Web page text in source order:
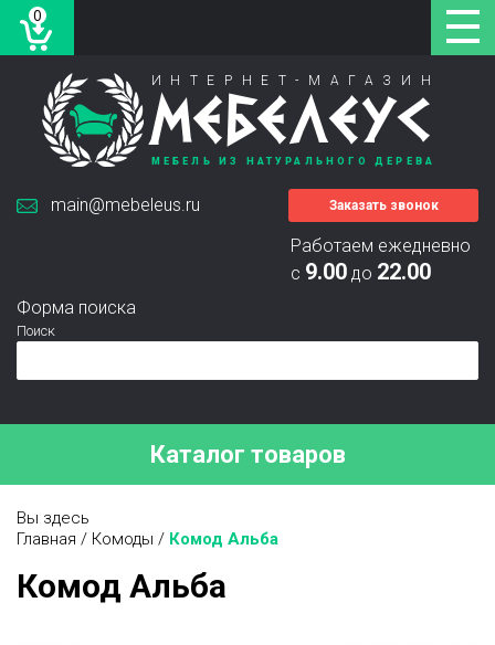
0
ИНТЕРНЕТ-МАГАЗИН
МЕБЕЛЕУС
МЕБЕЛЬ ИЗ НАТУРАЛЬНОГО ДЕРЕВА
Работаем ежедневно
с 9.00 до 22.00
Форма поиска
Поиск
main@mebeleus.ru Заказать звонок
Каталог товаров
Вы здесь
Главная / Комоды / Комод Альба
Комод Альба